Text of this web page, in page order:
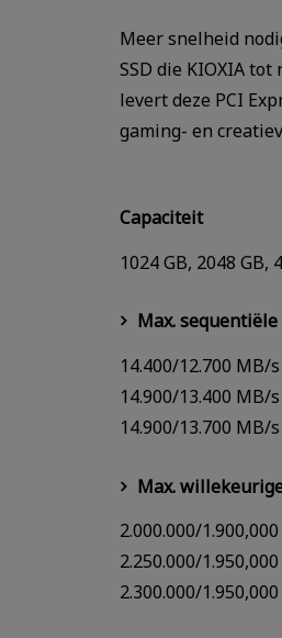
Meer snelheid
SSD die KIOXIA
levert deze PCI
gaming- en
Capaciteit
1024 GB, 2048 GB,
Max.
14.400/12.700 MB/
14.900/13.400 MB/
14.900/13.700 MB/
Max.
2.000.000/
2.250.000/
2.300.000/